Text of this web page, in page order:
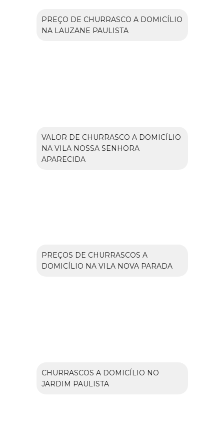
PREÇO DE CHURRASCO A DOMICÍLIO
NA LAUZANE PAULISTA
VALOR DE CHURRASCO A DOMICÍLIO
NA VILA NOSSA SENHORA
APARECIDA
PREÇOS DE CHURRASCOS A
DOMICÍLIO NA VILA NOVA PARADA
CHURRASCOS A DOMICÍLIO NO
JARDIM PAULISTA